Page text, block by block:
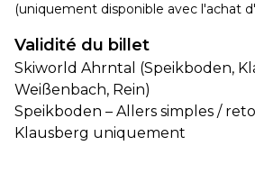
(uniquement disponible avec l'achat
Validité du billet
Skiworld Ahrntal (Speikboden,
Weißenbach, Rein)
Speikboden – Allers simples /
Klausberg uniquement